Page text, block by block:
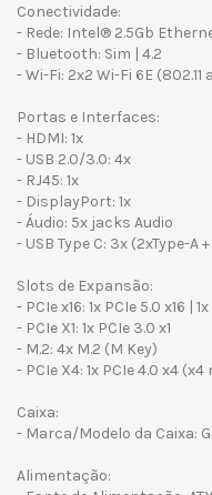
Conectividade:
- Rede: Intel® 2.5Gb
- Bluetooth: Sim | 4.2
- Wi-Fi: 2x2 Wi-Fi 6E
Portas e Interfaces:
- HDMI: 1x
- USB 2.0/3.0: 4x
- RJ45: 1x
- DisplayPort: 1x
- Áudio: 5x jacks Audio
- USB Type C: 3x (2xType-A +
Slots de Expansão:
- PCIe x16: 1x PCIe 5.0 x16 |
- PCIe X1: 1x PCIe 3.0 x1
- M.2: 4x M.2 (M Key)
- PCIe X4: 1x PCIe 4.0 x4 (x4
Caixa:
- Marca/Modelo da Caixa:
Alimentação: